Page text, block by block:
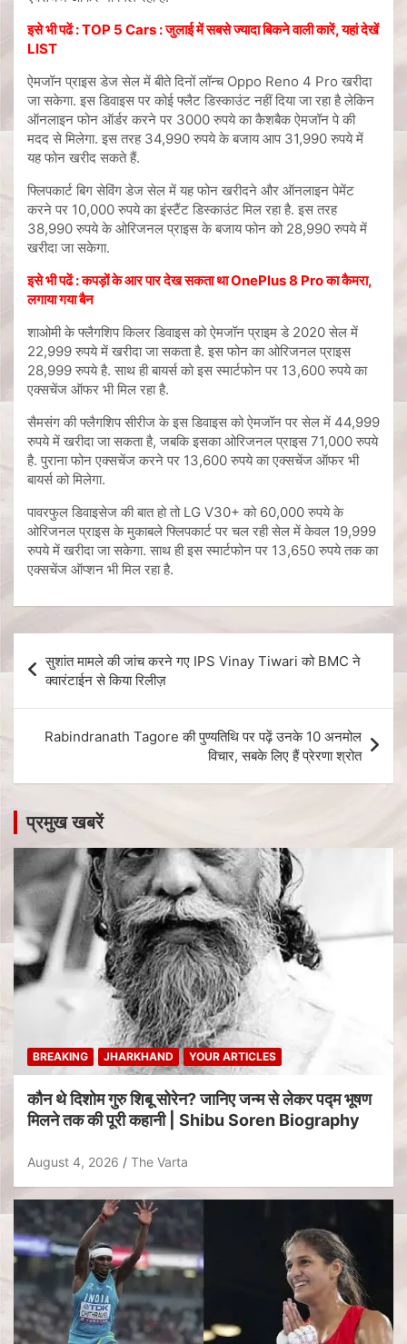
इसे भी पढें :TOP 5 Cars : जुलाई में सबसे ज्यादा बिकने वाली कारें, यहां देखें
LIST
ऐमजॉन प्राइस डेज सेल में बीते दिनों लॉन्च Oppo Reno 4 Pro खरीदा
जा सकेगा. इस डिवाइस पर कोई फ्लैट डिस्काउंट नहीं दिया जा रहा है लेकिन
ऑनलाइन फोन ऑर्डर करने पर 3000 रुपये का कैशबैक ऐमजॉन पे की
मदद से मिलेगा. इस तरह 34,990 रुपये के बजाय आप 31,990 रुपये में
यह फोन खरीद सकते हैं.
फ्लिपकार्ट बिग सेविंग डेज सेल में यह फोन खरीदने और ऑनलाइन पेमेंट
करने पर 10,000 रुपये का इंस्टैंट डिस्काउंट मिल रहा है. इस तरह
38,990 रुपये के ओरिजनल प्राइस के बजाय फोन को 28,990 रुपये में
खरीदा जा सकेगा.
इसे भी पढें :कपड़ों के आर पार देख सकता था OnePlus 8 Pro का कैमरा,
लगाया गया बैन
शाओमी के फ्लैगशिप किलर डिवाइस को ऐमजॉन प्राइम डे 2020 सेल में
22,999 रुपये में खरीदा जा सकता है. इस फोन का ओरिजनल प्राइस
28,999 रुपये है. साथ ही बायर्स को इस स्मार्टफोन पर 13,600 रुपये का
एक्सचेंज ऑफर भी मिल रहा है.
सैमसंग की फ्लैगशिप सीरीज के इस डिवाइस को ऐमजॉन पर सेल में 44,999
रुपये में खरीदा जा सकता है, जबकि इसका ओरिजनल प्राइस 71,000 रुपये
है. पुराना फोन एक्सचेंज करने पर 13,600 रुपये का एक्सचेंज ऑफर भी
बायर्स को मिलेगा.
पावरफुल डिवाइसेज की बात हो तो LG V30+ को 60,000 रुपये के
ओरिजनल प्राइस के मुकाबले फ्लिपकार्ट पर चल रही सेल में केवल 19,999
रुपये में खरीदा जा सकेगा. साथ ही इस स्मार्टफोन पर 13,650 रुपये तक का
एक्सचेंज ऑप्शन भी मिल रहा है.
सुशांत मामले की जांच करने गए IPS Vinay Tiwari को BMC ने
क्वारंटाईन से किया रिलीज़
Rabindranath Tagore की पुण्यतिथि पर पढ़ें उनके 10 अनमोल
विचार, सबके लिए हैं प्रेरणा श्रोत
प्रमुख खबरें
BREAKING JHARKHAND YOUR ARTICLES
कौन थे दिशोम गुरु शिबू सोरेन? जानिए जन्म से लेकर पद्म भूषण
मिलने तक की पूरी कहानी | Shibu Soren Biography
August 4, 2026 The Varta